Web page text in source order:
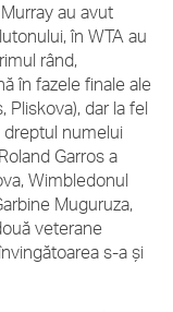
au avut
în WTA au
rând,
în fazele finale ale
Pliskova), dar la fel
numelui
Garros a
Wimbledonul
Muguruza,
veterane
s-a și